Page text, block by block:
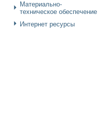
Материально-
техническое обеспечение
Интернет ресурсы